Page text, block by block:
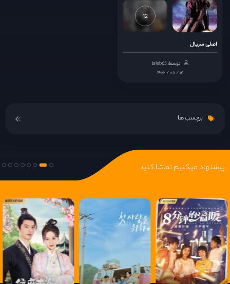
قسمت 13
قسمت 15
قسمت 18
قسمت 20
قسمت 21
قسمت 22
12
اصلی سریال
توسط: taleb65
۱۴۰۲ / ۰۸ / ۱۲
برچسب ها
پیشنهاد میکنیم تماشا کنید